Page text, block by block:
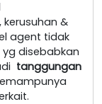
&
agent tidak
disebabkan
tanggungan